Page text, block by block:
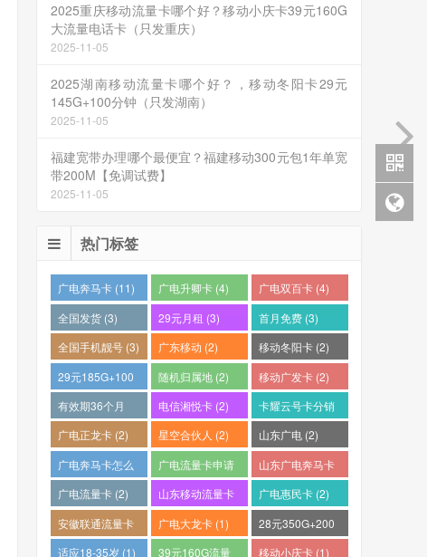
2025重庆移动流量卡哪个好？移动小庆卡39元160G
大流量电话卡（只发重庆）
2025-11-05
2025湖南移动流量卡哪个好？，移动冬阳卡29元
145G+100分钟（只发湖南）
2025-11-05
福建宽带办理哪个最便宜？福建移动300元包1年单宽
带200M【免调试费】
2025-11-05
热门标签
广电奔马卡 (11) 广电升卿卡 (4)
广电双百卡 (4)
全国发货 (3)
29元月租 (3)
首月免费 (3)
全国手机靓号 (3)
广东移动 (2)
移动冬阳卡 (2)
29元185G+100
分钟 (2)
随机归属地 (2)
移动广发卡 (2)
有效期36个月
(2)
电信湘悦卡 (2)
卡耀云号卡分销
平台 (2)
广电正龙卡 (2) 星空合伙人 (2)
山东广电 (2)
广电奔马卡怎么
样？ (2)
广电流量卡申请
(2)
山东广电奔马卡
(2)
广电流量卡 (2)
山东移动流量卡
(2)
广电惠民卡 (2)
安徽联通流量卡
(2)
广电大龙卡 (1)
28元350G+200
分钟 (1)
适应18-35岁 (1)
39元160G流量
移动小庆卡 (1)